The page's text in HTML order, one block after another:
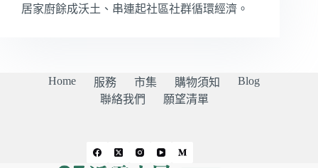
居家廚餘成沃土、串連起社區社群循環經濟。
Home 服務 市集 購物須知
Blog
聯絡我們
願望清單